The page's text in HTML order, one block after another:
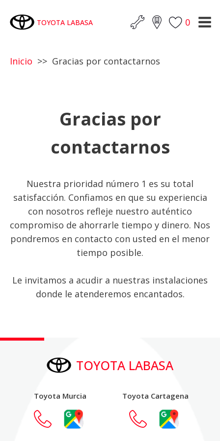
TOYOTA LABASA 0
Inicio >> Gracias por contactarnos
Gracias por
contactarnos
Nuestra prioridad número 1 es su total
satisfacción. Confiamos en que su experiencia
con nosotros refleje nuestro auténtico
compromiso de ahorrarle tiempo y dinero. Nos
pondremos en contacto con usted en el menor
tiempo posible.
Le invitamos a acudir a nuestras instalaciones
donde le atenderemos encantados.
TOYOTA LABASA
Toyota Murcia Toyota Cartagena